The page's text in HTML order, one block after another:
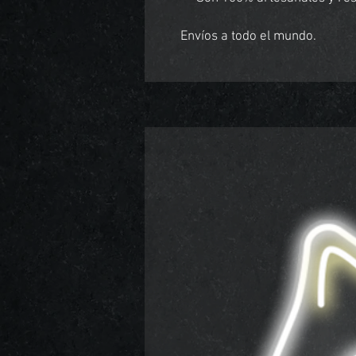
Envíos a todo el mundo.